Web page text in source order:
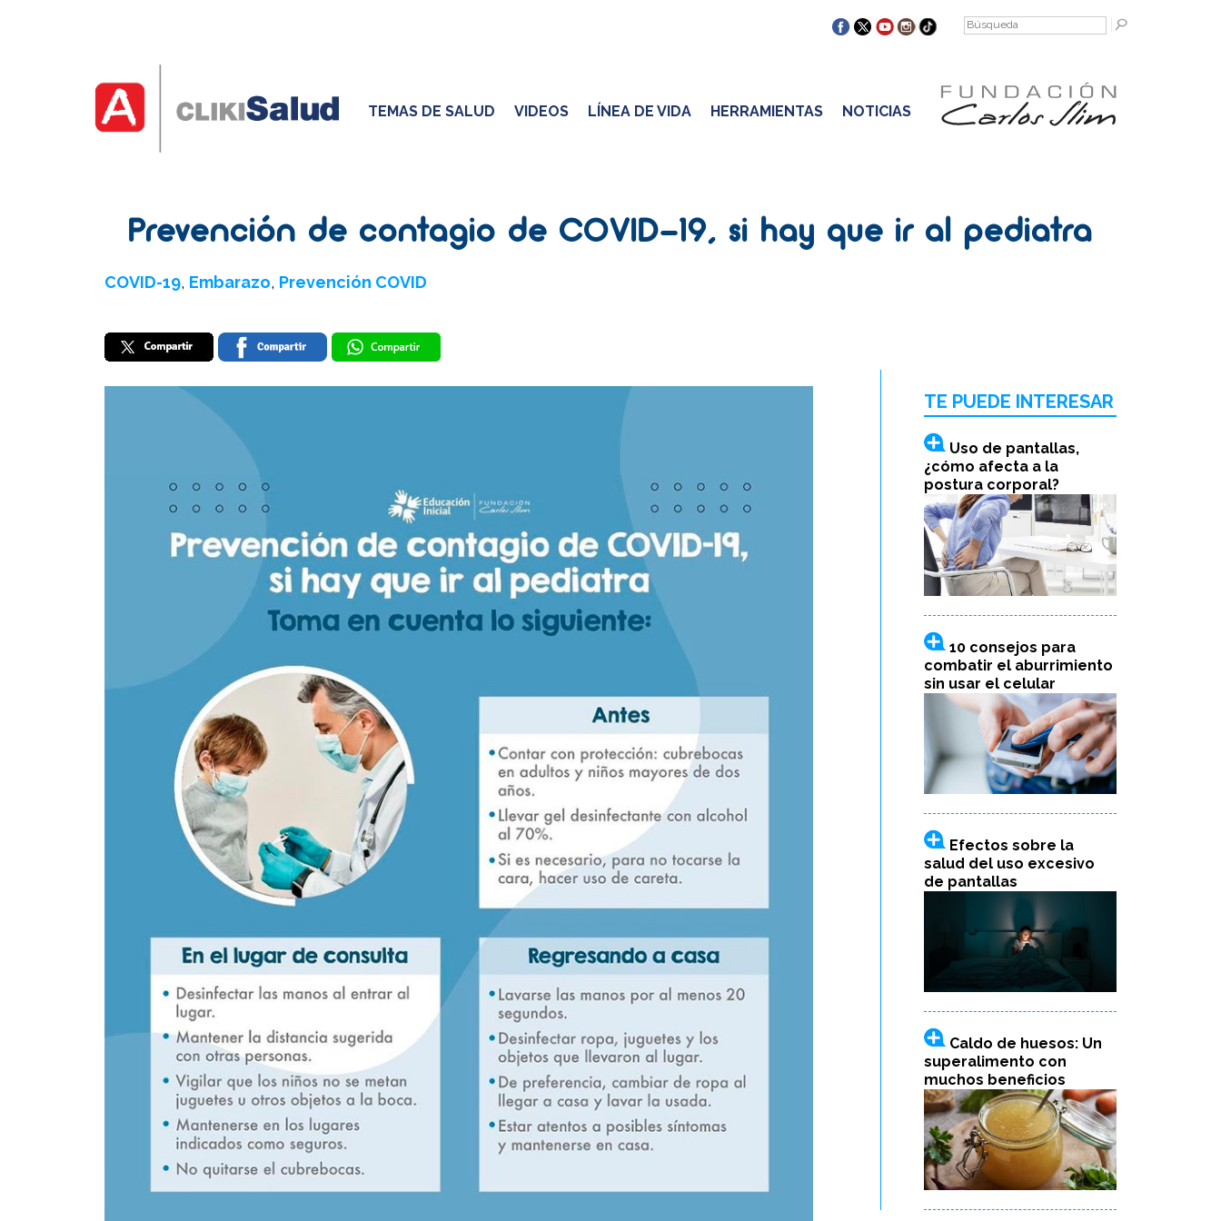
TEMAS DE SALUD VIDEOS LÍNEA DE VIDA HERRAMIENTAS NOTICIAS
Prevención de contagio de COVID-19, si hay que ir al pediatra
COVID-19, Embarazo, Prevención COVID
TE PUEDE INTERESAR
Uso de pantallas,
¿cómo afecta a la
postura corporal?
10 consejos para
combatir el aburrimiento
sin usar el celular
Efectos sobre la
salud del uso excesivo
de pantallas
Caldo de huesos: Un
superalimento con
muchos beneficios